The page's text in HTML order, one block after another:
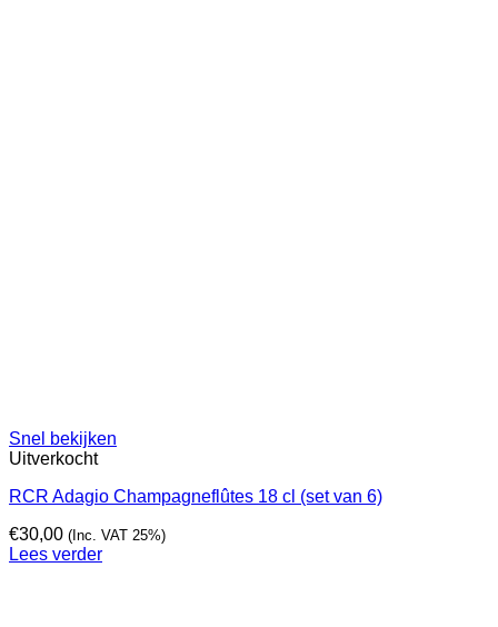
Snel bekijken
Uitverkocht
RCR Adagio Champagneflûtes 18 cl (set van 6)
€30,00 (Inc. VAT 25%)
Lees verder